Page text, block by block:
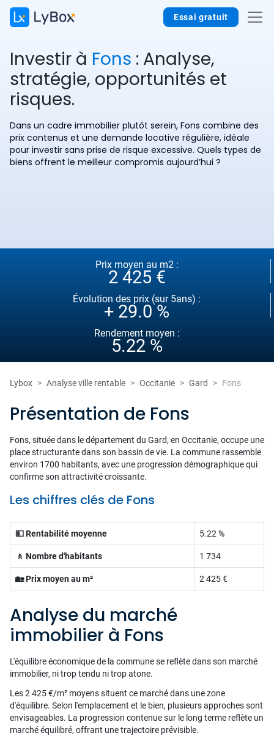
Essai gratuit
Investir à Fons : Analyse,
stratégie, opportunités et
risques.
Dans un cadre immobilier plutôt serein, Fons combine des
prix contenus et une demande locative régulière, idéale
pour investir sans prise de risque excessive. Quels types de
biens offrent le meilleur compromis aujourd’hui ?
Prix moyen au m2 :
2 425 €
Évolution des prix (sur 5ans) :
+ 29.0 %
Rendement moyen :
5.22 %
Lybox Analyse ville rentable Occitanie Gard Fons
Présentation de Fons
Fons, située dans le département du Gard, en Occitanie, occupe une
place structurante dans son bassin de vie. La commune rassemble
environ 1700 habitants, avec une progression démographique qui
confirme son attractivité croissante.
Les chiffres clés de Fons
💵 Rentabilité moyenne 5.22 %
🚶 Nombre d'habitants 1 734
🏡 Prix moyen au m² 2 425 €
Analyse du marché
immobilier à Fons
L'équilibre économique de la commune se reflète dans son marché
immobilier, ni trop tendu ni trop atone.
Les 2 425 €/m² moyens situent ce marché dans une zone
d'équilibre. Selon l'emplacement et le bien, plusieurs approches sont
envisageables. La progression contenue sur le long terme reflète un
marché équilibré, offrant une trajectoire prévisible.